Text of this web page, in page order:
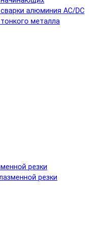
алюминия AC/DC
металла
резки
резки